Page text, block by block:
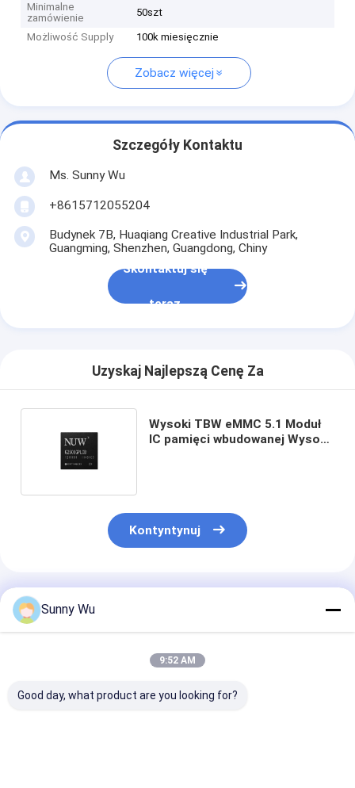
Minimalne
zamówienie
50szt
Możliwość Supply 100k miesięcznie
Zobacz więcej
Szczegóły Kontaktu
Ms. Sunny Wu
+8615712055204
Budynek 7B, Huaqiang Creative Industrial Park,
Guangming, Shenzhen, Guangdong, Chiny
Skontaktuj się
teraz
Uzyskaj Najlepszą Cenę Za
Wysoki TBW eMMC 5.1 Moduł
IC pamięci wbudowanej Wysoka
Kontyntynuj
Polecane Produkty
Sunny Wu
9:52 AM
Good day, what product are you looking for?